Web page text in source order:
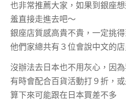
也非常推薦大家，如果到銀座
羞直接走進去吧～
銀座店質感高貴不貴，一定挑
他們家總共有３位會說中文的
沒辦法去日本也不用灰心，因
有時會配合百貨活動打９折，
算下來可能跟在日本買差不多